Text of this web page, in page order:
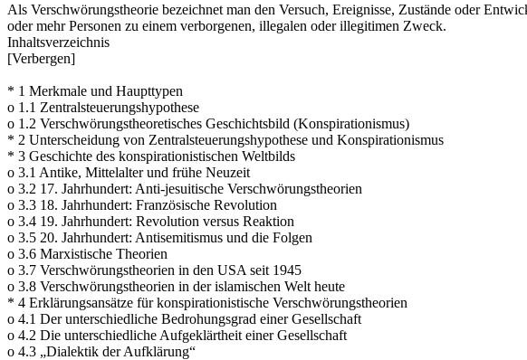
Als Verschwörungstheorie bezeichnet man den Versuch, Ereignisse, Zustände oder
oder mehr Personen zu einem verborgenen, illegalen oder illegitimen Zweck.
Inhaltsverzeichnis
[Verbergen]
* 1 Merkmale und Haupttypen
o 1.1 Zentralsteuerungshypothese
o 1.2 Verschwörungstheoretisches Geschichtsbild (Konspirationismus)
* 2 Unterscheidung von Zentralsteuerungshypothese und Konspirationismus
* 3 Geschichte des konspirationistischen Weltbilds
o 3.1 Antike, Mittelalter und frühe Neuzeit
o 3.2 17. Jahrhundert: Anti-jesuitische Verschwörungstheorien
o 3.3 18. Jahrhundert: Französische Revolution
o 3.4 19. Jahrhundert: Revolution versus Reaktion
o 3.5 20. Jahrhundert: Antisemitismus und die Folgen
o 3.6 Marxistische Theorien
o 3.7 Verschwörungstheorien in den USA seit 1945
o 3.8 Verschwörungstheorien in der islamischen Welt heute
* 4 Erklärungsansätze für konspirationistische Verschwörungstheorien
o 4.1 Der unterschiedliche Bedrohungsgrad einer Gesellschaft
o 4.2 Die unterschiedliche Aufgeklärtheit einer Gesellschaft
o 4.3 „Dialektik der Aufklärung“